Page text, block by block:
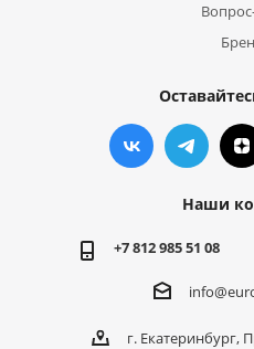
Наши
+7 812 985 51 08
г. Екатеринбург,